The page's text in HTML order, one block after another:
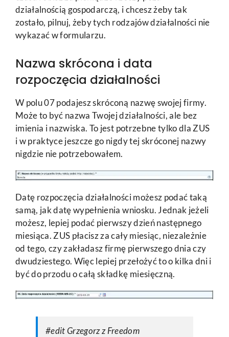
działalnością gospodarczą, i chcesz żeby tak
zostało, pilnuj, żeby tych rodzajów działalności nie
wykazać w formularzu.
Nazwa skrócona i data
rozpoczęcia działalności
W polu 07 podajesz skróconą nazwę swojej firmy.
Może to być nazwa Twojej działalności, ale bez
imienia i nazwiska. To jest potrzebne tylko dla ZUS
i w praktyce jeszcze go nigdy tej skróconej nazwy
nigdzie nie potrzebowałem.
Datę rozpoczęcia działalności możesz podać taką
samą, jak datę wypełnienia wniosku. Jednak jeżeli
możesz, lepiej podać pierwszy dzień następnego
miesiąca. ZUS płacisz za cały miesiąc, niezależnie
od tego, czy zakładasz firmę pierwszego dnia czy
dwudziestego. Więc lepiej przełożyć to o kilka dni i
być do przodu o całą składkę miesięczną.
#edit Grzegorz z Freedom